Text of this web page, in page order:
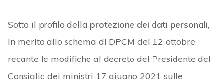
Sotto il profilo della protezione dei dati personali,
in merito allo schema di DPCM del 12 ottobre
recante le modifiche al decreto del Presidente del
Consiglio dei ministri 17 giugno 2021 sulle